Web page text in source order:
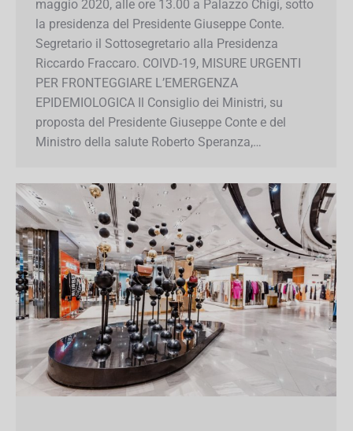
Il Consiglio dei Ministri si è riunito venerdì 15
maggio 2020, alle ore 13.00 a Palazzo Chigi,
sotto la presidenza del Presidente Giuseppe
Conte. Segretario il Sottosegretario alla
Presidenza Riccardo Fraccaro. COIVD-19,
MISURE URGENTI PER FRONTEGGIARE
L’EMERGENZA EPIDEMIOLOGICA Il Consiglio dei
Ministri, su proposta del Presidente Giuseppe
Speranza,…